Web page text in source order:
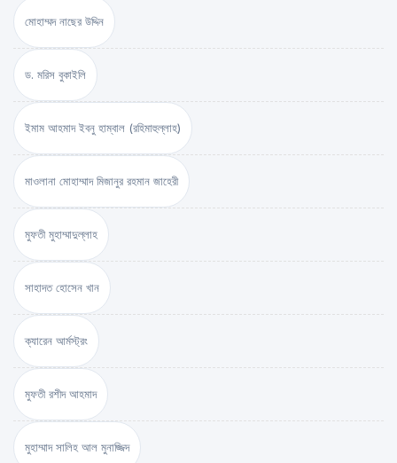
মোহাম্মদ নাছের উদ্দিন
ড. মরিস বুকাইলি
ইমাম আহমাদ ইবনু হাম্বাল (রহিমাহুল্লাহ)
মাওলানা মোহাম্মাদ মিজানুর রহমান জাহেরী
মুফতী মুহাম্মাদুল্লাহ
সাহাদত হোসেন খান
ক্যারেন আর্মস্ট্রং
মুফতী রশীদ আহমাদ
মুহাম্মাদ সালিহ আল মুনাজ্জিদ